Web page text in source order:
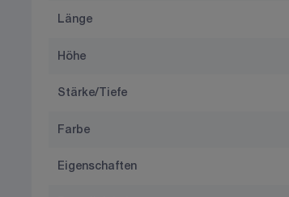
Länge
Höhe
Stärke/Tiefe
Farbe
Eigenschaften